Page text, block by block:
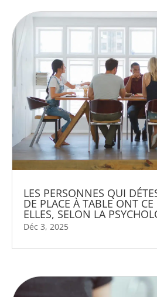
LES PERSONNES QUI
DE PLACE À TABLE ONT
ELLES, SELON LA
Déc 3, 2025